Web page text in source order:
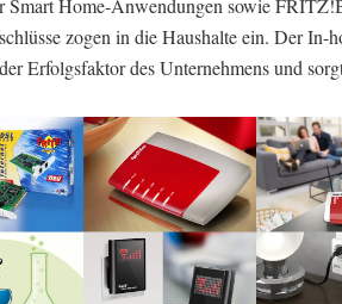
Smart Home-Anwendungen sowie
zogen in die Haushalte ein. Der In-
Erfolgsfaktor des Unternehmens und